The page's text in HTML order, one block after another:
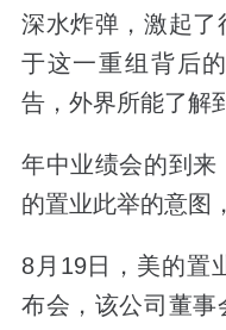
深水炸弹，激起
于这一重组背后
告，外界所能了解
年中业绩会的到来
的置业此举的意图
8月19日，美的置
布会，该公司董事